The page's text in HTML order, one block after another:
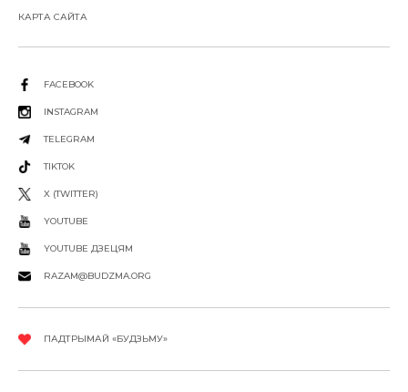
КАРТА САЙТА
FACEBOOK
INSTAGRAM
TELEGRAM
TIKTOK
X (TWITTER)
YOUTUBE
YOUTUBE ДЗЕЦЯМ
RAZAM@BUDZMA.ORG
ПАДТРЫМАЙ «БУДЗЬМУ»